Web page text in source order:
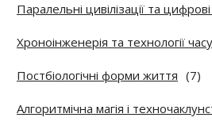
Паралельні цивілізації та цифрові
Хроноінженерія та технології часу
Постбіологічні форми життя (7)
Алгоритмічна магія і